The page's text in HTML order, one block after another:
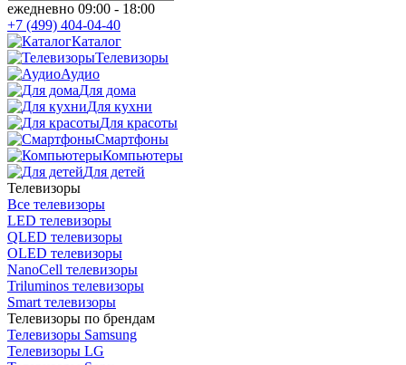
ежедневно 09:00 - 18:00
+7 (499) 404-04-40
Каталог
Телевизоры
Аудио
Для дома
Для кухни
Для красоты
Смартфоны
Компьютеры
Для детей
Телевизоры
Все телевизоры
LED телевизоры
QLED телевизоры
OLED телевизоры
NanoCell телевизоры
Triluminos телевизоры
Smart телевизоры
Телевизоры по брендам
Телевизоры Samsung
Телевизоры LG